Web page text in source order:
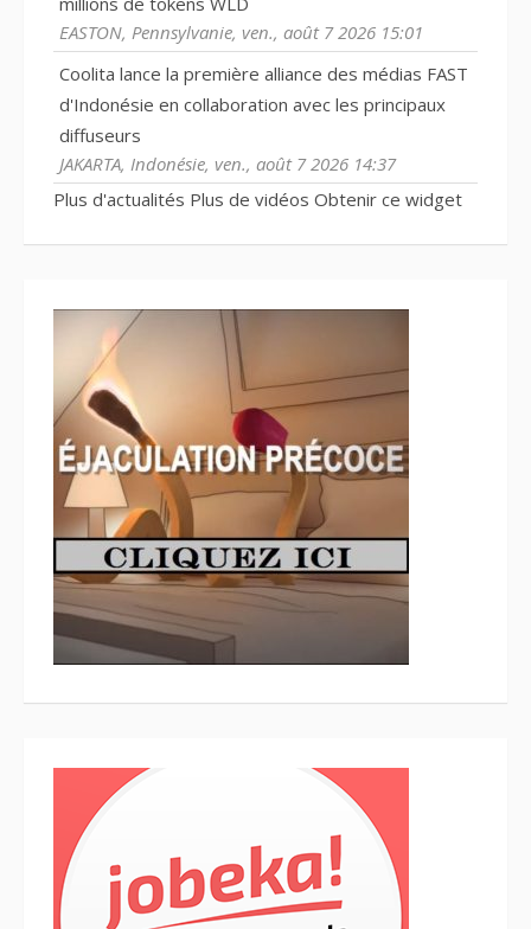
EASTON, Pennsylvanie, ven., août 7 2026 15:01
Coolita lance la première alliance des médias FAST
d'Indonésie en collaboration avec les principaux
diffuseurs
JAKARTA, Indonésie, ven., août 7 2026 14:37
Plus d'actualités Plus de vidéos Obtenir ce widget